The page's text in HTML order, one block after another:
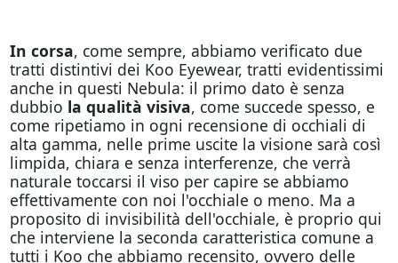
In corsa, come sempre, abbiamo verificato due
tratti distintivi dei Koo Eyewear, tratti evidentissimi
anche in questi Nebula: il primo dato è senza
dubbio la qualità visiva, come succede spesso, e
come ripetiamo in ogni recensione di occhiali di
alta gamma, nelle prime uscite la visione sarà così
limpida, chiara e senza interferenze, che verrà
naturale toccarsi il viso per capire se abbiamo
effettivamente con noi l'occhiale o meno. Ma a
proposito di invisibilità dell'occhiale, è proprio qui
che interviene la seconda caratteristica comune a
tutti i Koo che abbiamo recensito, ovvero delle